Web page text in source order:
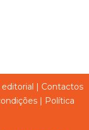
| Contactos
| Política